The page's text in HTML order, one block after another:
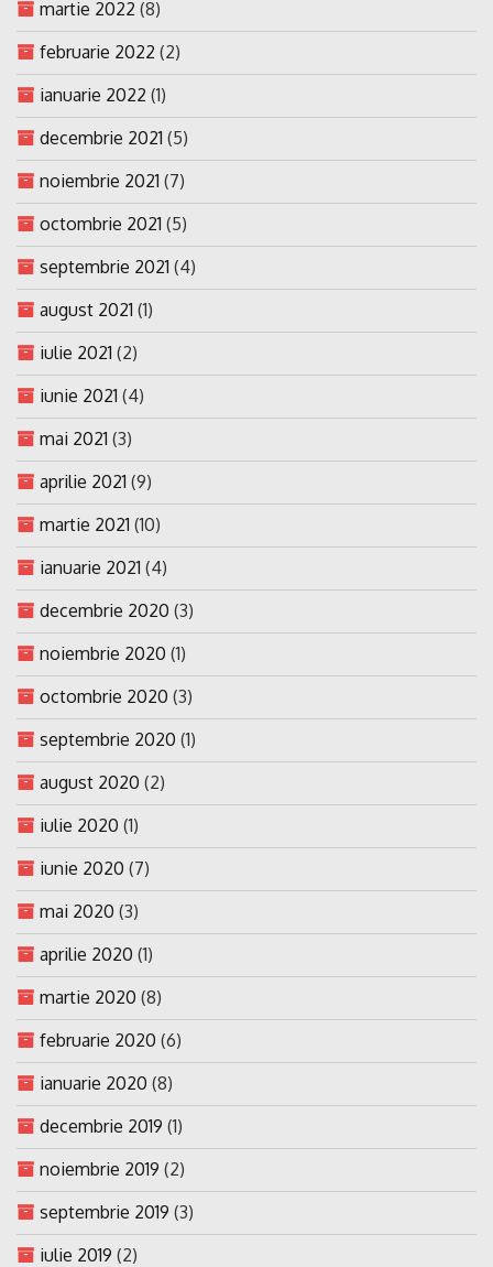
martie 2022 (8)
februarie 2022 (2)
ianuarie 2022 (1)
decembrie 2021 (5)
noiembrie 2021 (7)
octombrie 2021 (5)
septembrie 2021 (4)
august 2021 (1)
iulie 2021 (2)
iunie 2021 (4)
mai 2021 (3)
aprilie 2021 (9)
martie 2021 (10)
ianuarie 2021 (4)
decembrie 2020 (3)
noiembrie 2020 (1)
octombrie 2020 (3)
septembrie 2020 (1)
august 2020 (2)
iulie 2020 (1)
iunie 2020 (7)
mai 2020 (3)
aprilie 2020 (1)
martie 2020 (8)
februarie 2020 (6)
ianuarie 2020 (8)
decembrie 2019 (1)
noiembrie 2019 (2)
septembrie 2019 (3)
iulie 2019 (2)